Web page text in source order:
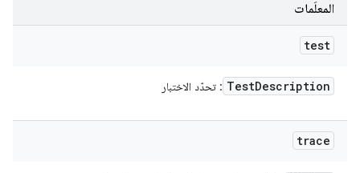
المعلَمات
test
TestDescription : تحدّد الاختبار
trace